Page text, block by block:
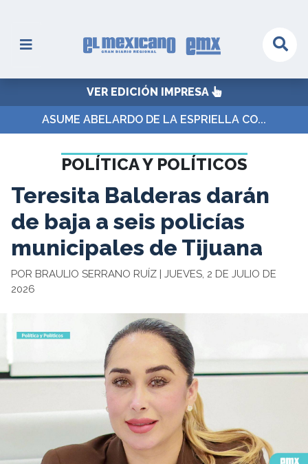
VER EDICIÓN IMPRESA
ASUME ABELARDO DE LA ESPRIELLA CO...
POLÍTICA Y POLÍTICOS
Teresita Balderas darán
de baja a seis policías
municipales de Tijuana
POR BRAULIO SERRANO RUÍZ | JUEVES, 2 DE JULIO DE
2026